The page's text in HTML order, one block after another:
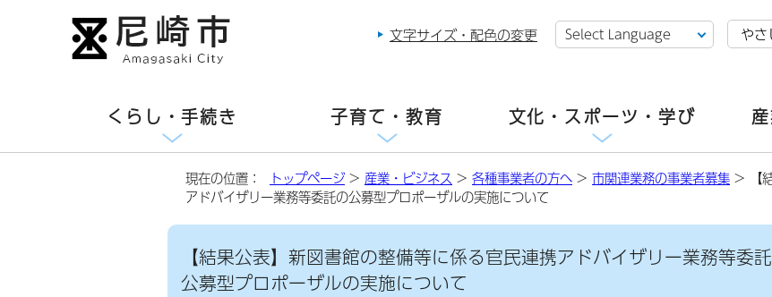
文字サイズ・配色の変更 や
くらし・手続き 子育て・教育 文化・スポーツ・学び
現在の位置： トップページ> 産業・ビジネス > 各種事業者の方へ > 市関連業務の事業者募集 > 【
アドバイザリー業務等委託の公募型プロポーザルの実施について
【結果公表】新図書館の整備等に係る官民連携アドバイザリー業務等委
公募型プロポーザルの実施について